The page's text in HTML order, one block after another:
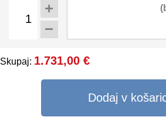
Skupaj: 1.731,00 €
Dodaj v